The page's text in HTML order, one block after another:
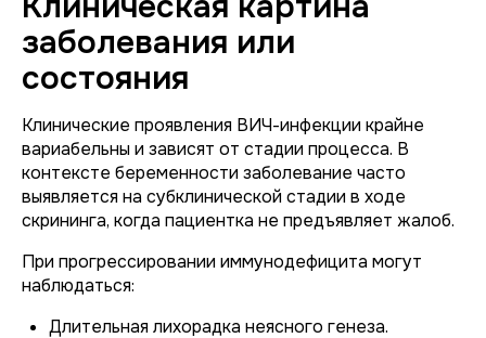
заболевания или
состояния
Клинические проявления ВИЧ-инфекции крайне
вариабельны и зависят от стадии процесса. В
контексте беременности заболевание часто
выявляется на субклинической стадии в ходе
скрининга, когда пациентка не предъявляет жалоб.
При прогрессировании иммунодефицита могут
наблюдаться:
Длительная лихорадка неясного генеза.